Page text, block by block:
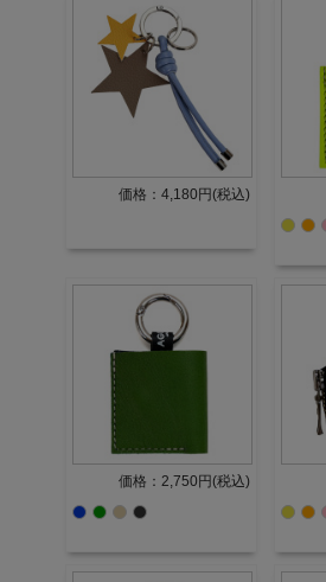
価格：4,180円(税込)
価格：2,750円(税込)